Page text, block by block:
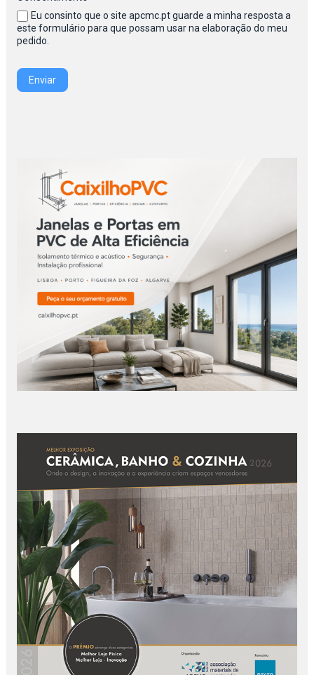
Eu consinto que o site apcmc.pt guarde a minha resposta a
este formulário para que possam usar na elaboração do meu
pedido.
Enviar